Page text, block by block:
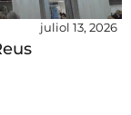
juliol 13, 2026